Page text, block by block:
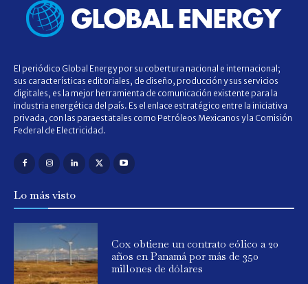
El periódico Global Energy por su cobertura nacional e internacional;
sus características editoriales, de diseño, producción y sus servicios
digitales, es la mejor herramienta de comunicación existente para la
industria energética del país. Es el enlace estratégico entre la iniciativa
privada, con las paraestatales como Petróleos Mexicanos y la Comisión
Federal de Electricidad.
Lo más visto
Cox obtiene un contrato eólico a 20
años en Panamá por más de 350
millones de dólares